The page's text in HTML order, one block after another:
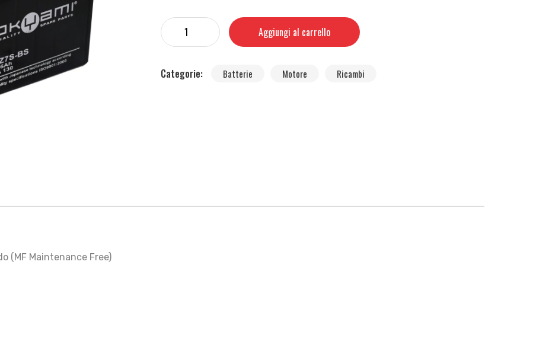
Aggiungi al carrello
Categorie: Batterie Motore Ricambi
(MF Maintenance Free)